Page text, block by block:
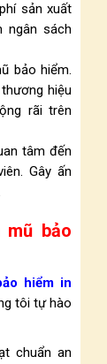
sản xuất
ngân sách
bảo hiểm.
hiệu
rãi trên
tâm đến
Gây ấn
mũ bảo
hiểm in
tôi tự hào
chuẩn an